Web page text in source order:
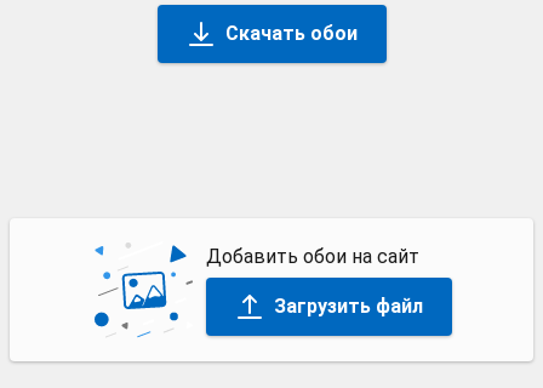
Скачать обои
Добавить обои на сайт
Загрузить файл